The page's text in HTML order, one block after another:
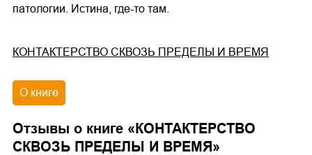
патологии. Истина, где-то там.
КОНТАКТЕРСТВО СКВОЗЬ ПРЕДЕЛЫ И ВРЕМЯ
О книге
Отзывы о книге «КОНТАКТЕРСТВО
СКВОЗЬ ПРЕДЕЛЫ И ВРЕМЯ»